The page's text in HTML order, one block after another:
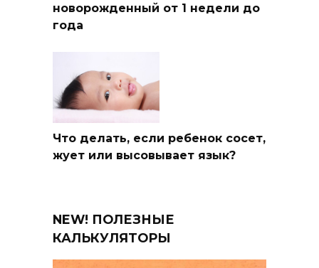
новорожденный от 1 недели до
года
Что делать, если ребенок сосет,
жует или высовывает язык?
NEW! ПОЛЕЗНЫЕ
КАЛЬКУЛЯТОРЫ